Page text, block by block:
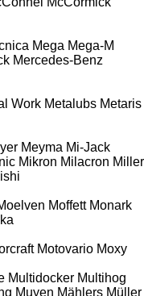
Mega Mega-M
Mercedes-Benz
Work Metalubs Metaris
Meyma Mi-Jack
Mikron Milacron Miller
Moffett Monark
Motovario Moxy
Multidocker Multihog
Muyen Mählers Müller